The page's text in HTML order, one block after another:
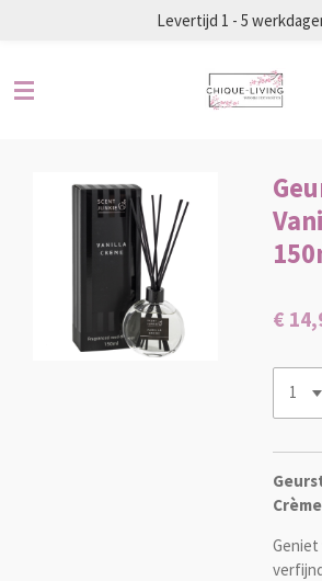
de
Levertijd 1 - 5
€
Geniet